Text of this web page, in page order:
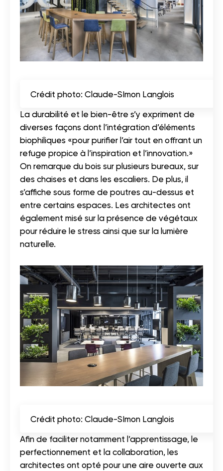
Crédit photo: Claude-SImon Langlois
La durabilité et le bien-être s’y expriment de
diverses façons dont l’intégration d’éléments
biophiliques «pour purifier l’air tout en offrant un
refuge propice à l’inspiration et l’innovation.»
On remarque du bois sur plusieurs bureaux, sur
des chaises et dans les escaliers. De plus, il
s’affiche sous forme de poutres au-dessus et
entre certains espaces. Les architectes ont
également misé sur la présence de végétaux
pour réduire le stress ainsi que sur la lumière
naturelle.
Crédit photo: Claude-SImon Langlois
Afin de faciliter notamment l’apprentissage, le
perfectionnement et la collaboration, les
architectes ont opté pour une aire ouverte aux